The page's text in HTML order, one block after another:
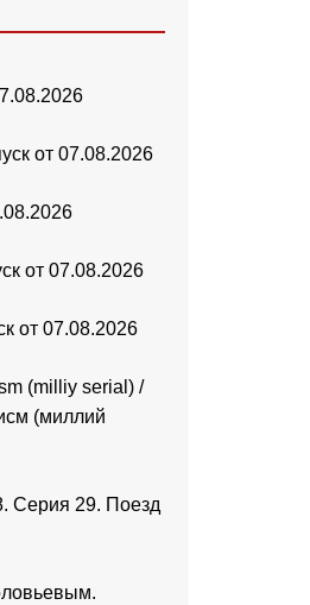
от 07.08.2026
от 07.08.2026
от 07.08.2026
(milliy serial) /
(миллий
Серия 29. Поезд